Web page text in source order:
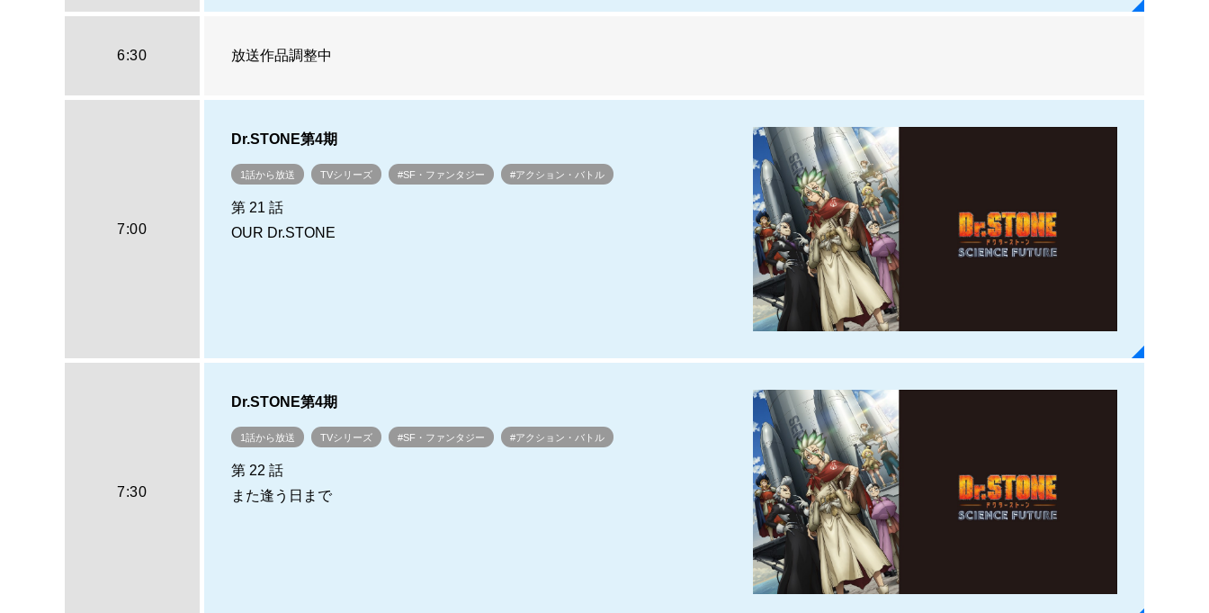
6:30 放送作品調整中
7:00
Dr.STONE第4期
1話から放送 TVシリーズ #SF・ファンタジー #アクション・バトル
第 21 話
OUR Dr.STONE
7:30
Dr.STONE第4期
1話から放送 TVシリーズ #SF・ファンタジー #アクション・バトル
第 22 話
また逢う日まで